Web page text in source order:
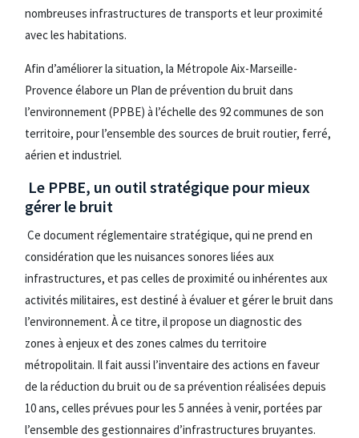
nombreuses infrastructures de transports et leur proximité
avec les habitations.
Afin d’améliorer la situation, la Métropole Aix-Marseille-
Provence élabore un Plan de prévention du bruit dans
l’environnement (PPBE) à l’échelle des 92 communes de son
territoire, pour l’ensemble des sources de bruit routier, ferré,
aérien et industriel.
Le PPBE, un outil stratégique pour mieux
gérer le bruit
Ce document réglementaire stratégique, qui ne prend en
considération que les nuisances sonores liées aux
infrastructures, et pas celles de proximité ou inhérentes aux
activités militaires, est destiné à évaluer et gérer le bruit dans
l’environnement. À ce titre, il propose un diagnostic des
zones à enjeux et des zones calmes du territoire
métropolitain. Il fait aussi l’inventaire des actions en faveur
de la réduction du bruit ou de sa prévention réalisées depuis
10 ans, celles prévues pour les 5 années à venir, portées par
l’ensemble des gestionnaires d’infrastructures bruyantes.